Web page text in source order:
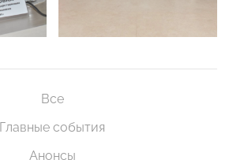
Все
Главные события
Анонсы